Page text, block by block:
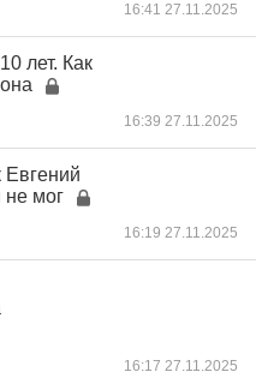
16:41 27.11.2025
лет. Как
16:39 27.11.2025
Евгений
не мог
16:19 27.11.2025
16:17 27.11.2025